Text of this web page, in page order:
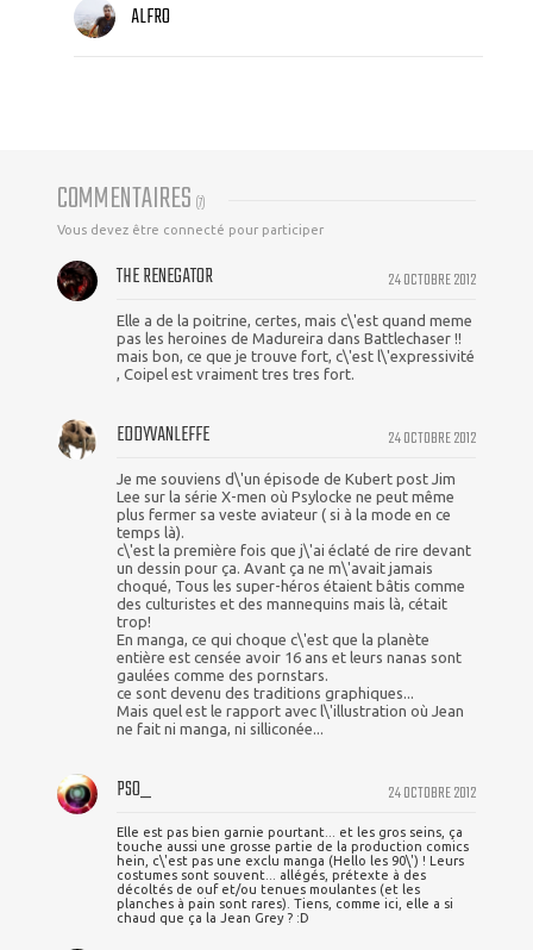
ALFRO
COMMENTAIRES (7)
Vous devez être connecté pour participer
24 OCTOBRE 2012
THE RENEGATOR
Elle a de la poitrine, certes, mais c\'est quand meme
pas les heroines de Madureira dans Battlechaser !!
mais bon, ce que je trouve fort, c\'est l\'expressivité
, Coipel est vraiment tres tres fort.
24 OCTOBRE 2012
EDDYVANLEFFE
Je me souviens d\'un épisode de Kubert post Jim
Lee sur la série X-men où Psylocke ne peut même
plus fermer sa veste aviateur ( si à la mode en ce
temps là).
c\'est la première fois que j\'ai éclaté de rire devant
un dessin pour ça. Avant ça ne m\'avait jamais
choqué, Tous les super-héros étaient bâtis comme
des culturistes et des mannequins mais là, cétait
trop!
En manga, ce qui choque c\'est que la planète
entière est censée avoir 16 ans et leurs nanas sont
gaulées comme des pornstars.
ce sont devenu des traditions graphiques...
Mais quel est le rapport avec l\'illustration où Jean
ne fait ni manga, ni silliconée...
24 OCTOBRE 2012
PSO_
Elle est pas bien garnie pourtant... et les gros seins, ça
touche aussi une grosse partie de la production comics
hein, c\'est pas une exclu manga (Hello les 90\') ! Leurs
costumes sont souvent... allégés, prétexte à des
décoltés de ouf et/ou tenues moulantes (et les
planches à pain sont rares). Tiens, comme ici, elle a si
chaud que ça la Jean Grey ? :D